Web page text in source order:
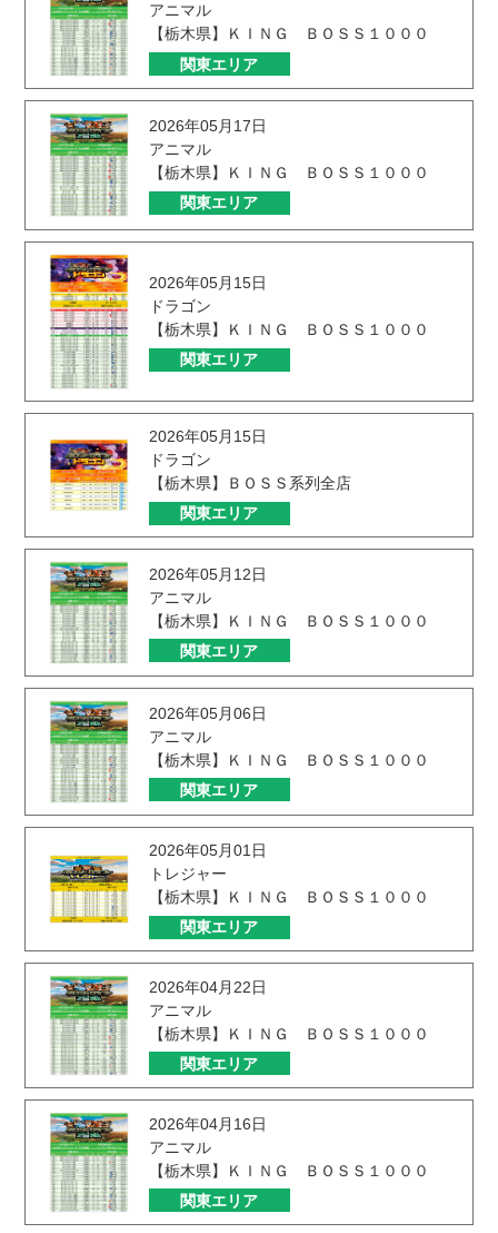
アニマル
【栃木県】ＫＩＮＧ ＢＯＳＳ１０００
関東エリア
2026年05月17日
アニマル
【栃木県】ＫＩＮＧ ＢＯＳＳ１０００
関東エリア
2026年05月15日
ドラゴン
【栃木県】ＫＩＮＧ ＢＯＳＳ１０００
関東エリア
2026年05月15日
ドラゴン
【栃木県】ＢＯＳＳ系列全店
関東エリア
2026年05月12日
アニマル
【栃木県】ＫＩＮＧ ＢＯＳＳ１０００
関東エリア
2026年05月06日
アニマル
【栃木県】ＫＩＮＧ ＢＯＳＳ１０００
関東エリア
2026年05月01日
トレジャー
【栃木県】ＫＩＮＧ ＢＯＳＳ１０００
関東エリア
2026年04月22日
アニマル
【栃木県】ＫＩＮＧ ＢＯＳＳ１０００
関東エリア
2026年04月16日
アニマル
【栃木県】ＫＩＮＧ ＢＯＳＳ１０００
関東エリア